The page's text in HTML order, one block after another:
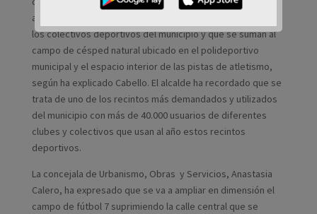
apropiadas para el juego de fútbol 11 que podrán utilizar
los colectivos deportivos del municipio y que se suman al
campo de césped natural ubicado en el polideportivo
municipal y el espacio interior de las pistas de atletismo,
según ha explicado Cabello. El alcalde ha recordado que se
trata de uno de los recintos más demandados y utilizados
del municipio con más de 40.000 usuarios de diferentes
clubes y colectivos que usan al año estos recintos
deportivos.
La concejala de Urbanismo, Obras y Servicios, Anastasia
Calero, ha expresado que se va a ampliar en dimensión el
campo de fútbol 7 suprimiendo la calle central que se